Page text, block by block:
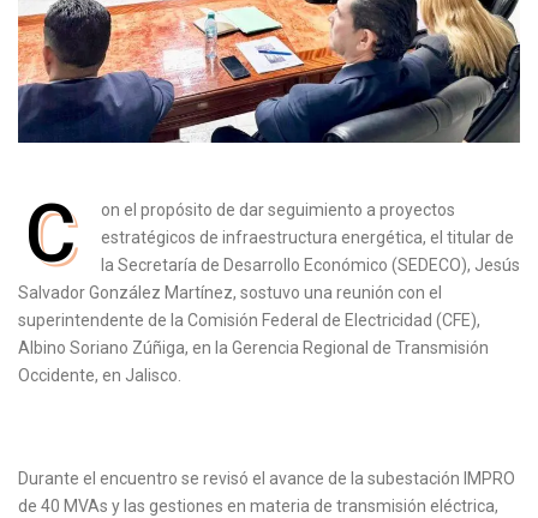
C
on el propósito de dar seguimiento a proyectos
estratégicos de infraestructura energética, el titular de
la Secretaría de Desarrollo Económico (SEDECO), Jesús
Salvador González Martínez, sostuvo una reunión con el
superintendente de la Comisión Federal de Electricidad (CFE),
Albino Soriano Zúñiga, en la Gerencia Regional de Transmisión
Occidente, en Jalisco.
Durante el encuentro se revisó el avance de la subestación IMPRO
de 40 MVAs y las gestiones en materia de transmisión eléctrica,